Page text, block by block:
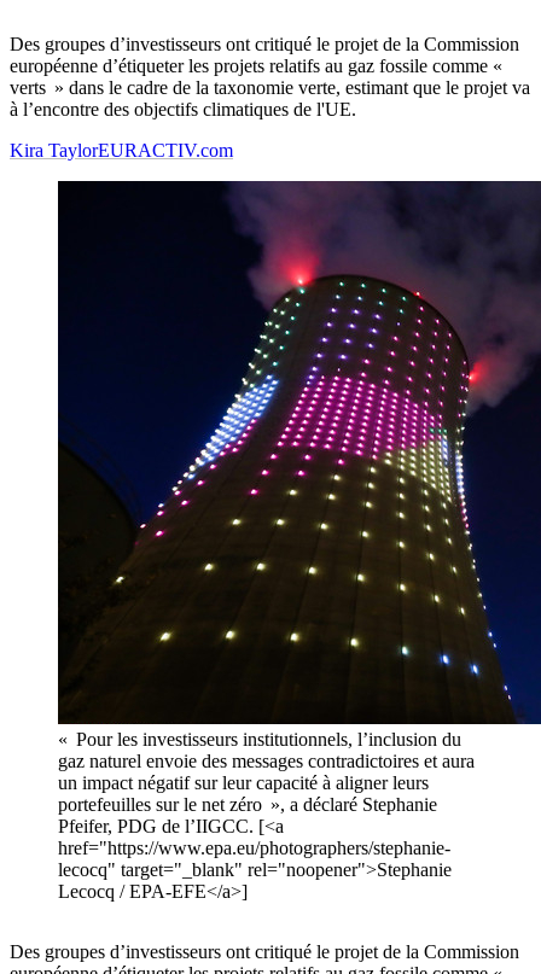
Des groupes d’investisseurs ont critiqué le projet de la Commission
européenne d’étiqueter les projets relatifs au gaz fossile comme «
verts » dans le cadre de la taxonomie verte, estimant que le projet va
à l’encontre des objectifs climatiques de l'UE.
Kira TaylorEURACTIV.com
« Pour les investisseurs institutionnels, l’inclusion du
gaz naturel envoie des messages contradictoires et aura
un impact négatif sur leur capacité à aligner leurs
portefeuilles sur le net zéro », a déclaré Stephanie
Pfeifer, PDG de l’IIGCC. [<a
href="https://www.epa.eu/photographers/stephanie-
lecocq" target="_blank" rel="noopener">Stephanie
Lecocq / EPA-EFE</a>]
Des groupes d’investisseurs ont critiqué le projet de la Commission